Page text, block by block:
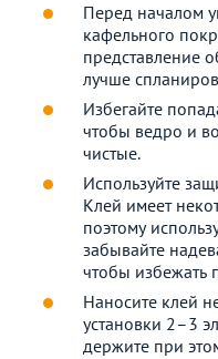
Перед началом
кафельного
представление
лучше
Избегайте
чтобы ведро и
чистые.
Используйте
Клей имеет
поэтому
забывайте
чтобы избежать
Наносите клей
установки 2–3
держите при